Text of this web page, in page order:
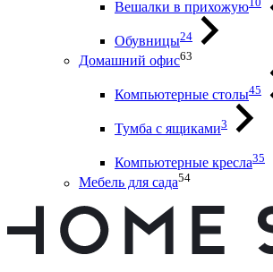
Вешалки в прихожую
Обувницы24
Домашний офис63
Компьютерные столы45
Тумба с ящиками3
Компьютерные кресла35
Мебель для сада54